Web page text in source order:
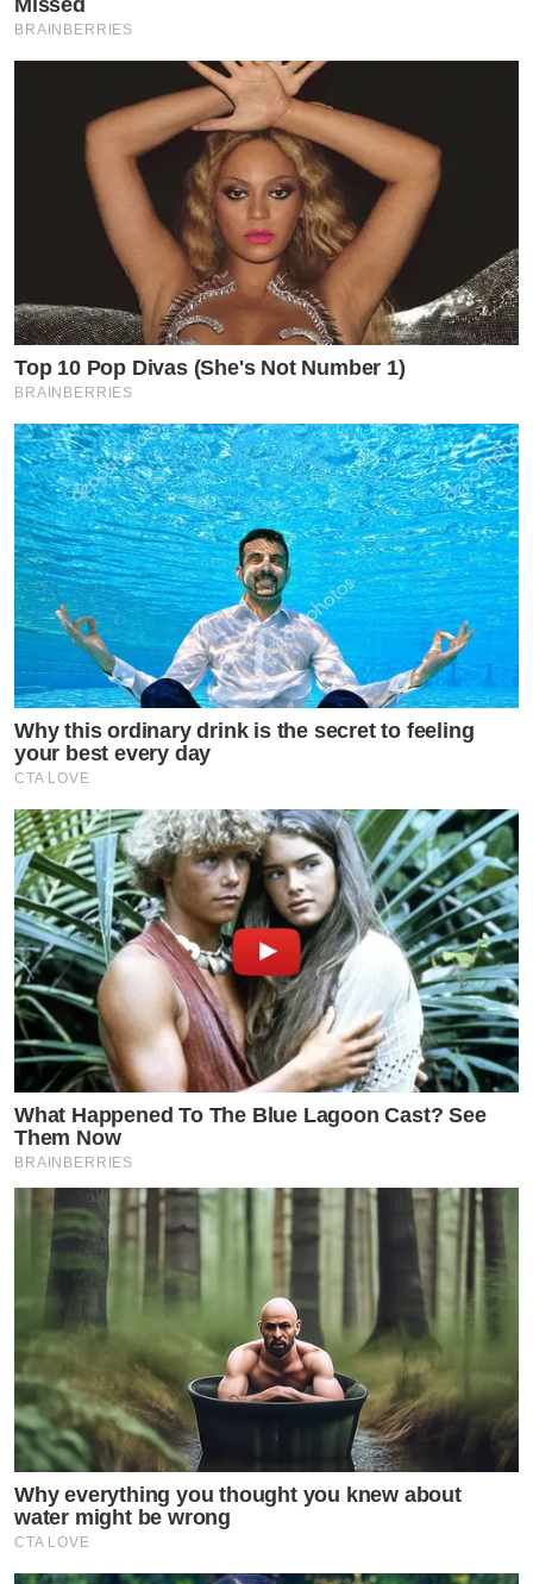
Missed
BRAINBERRIES
Top 10 Pop Divas (She's Not Number 1)
BRAINBERRIES
Why this ordinary drink is the secret to feeling
your best every day
CTA LOVE
What Happened To The Blue Lagoon Cast? See
Them Now
BRAINBERRIES
Why everything you thought you knew about
water might be wrong
CTA LOVE